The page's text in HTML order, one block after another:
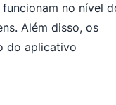
no nível
Além disso, os
do aplicativo